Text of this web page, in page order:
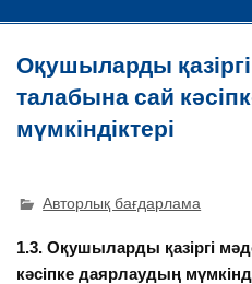
Оқушыларды
талабына сай
мүмкіндіктері
Авторлық бағдарлама
1.3. Оқушыларды қазіргі
кәсіпке даярлаудың